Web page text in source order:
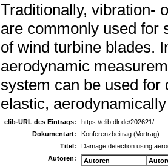
Traditionally, vibration-
are commonly used for
of wind turbine blades.
aerodynamic
system can be used for
elastic,
elib-URL des Eintrags:
https://elib.dlr.de/202621/
Dokumentart:
Konferenzbeitrag (Vortrag)
Titel:
Damage detection using
Autoren:
Autoren